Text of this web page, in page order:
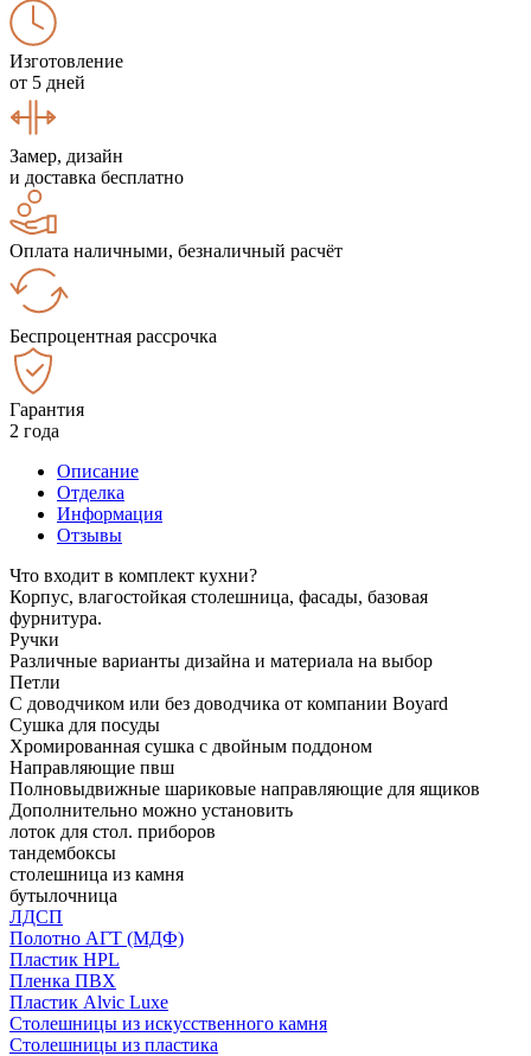
Изготовление
от 5 дней
Замер, дизайн
и доставка бесплатно
Оплата наличными, безналичный расчёт
Беспроцентная рассрочка
Гарантия
2 года
Описание
Отделка
Информация
Отзывы
Что входит в комплект кухни?
Корпус, влагостойкая столешница, фасады, базовая
фурнитура.
Ручки
Различные варианты дизайна и материала на выбор
Петли
С доводчиком или без доводчика от компании Boyard
Сушка для посуды
Хромированная сушка с двойным поддоном
Направляющие пвш
Полновыдвижные шариковые направляющие для ящиков
Дополнительно можно установить
лоток для стол. приборов
тандембоксы
столешница из камня
бутылочница
ЛДСП
Полотно АГТ (МДФ)
Пластик HPL
Пленка ПВХ
Пластик Alvic Luxe
Столешницы из искусственного камня
Столешницы из пластика